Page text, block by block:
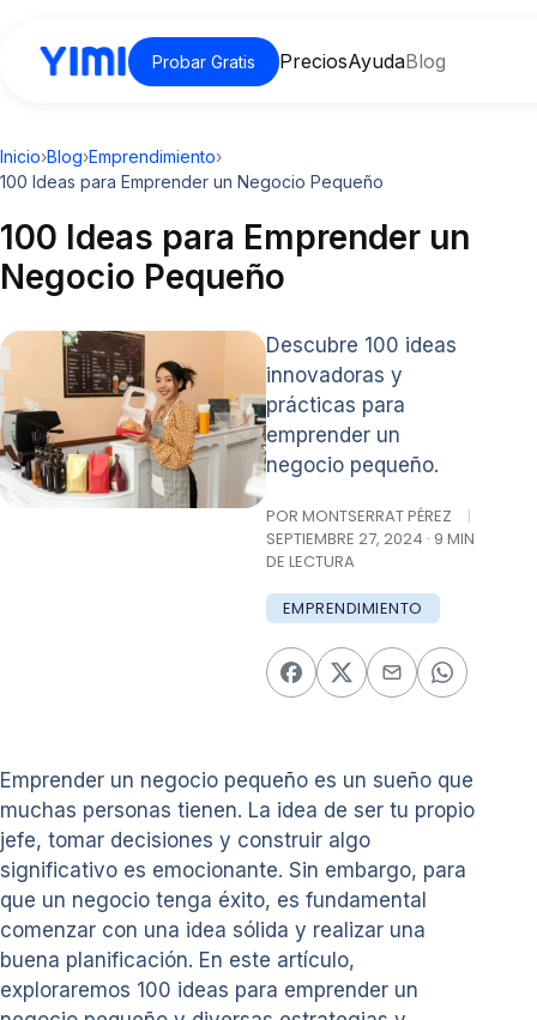
Probar Gratis PreciosAyudaBlog
Inicio›Blog›Emprendimiento›
100 Ideas para Emprender un Negocio Pequeño
100 Ideas para Emprender un
Negocio Pequeño
Descubre 100 ideas
innovadoras y
prácticas para
emprender un
negocio pequeño.
POR MONTSERRAT PÉREZ
|
SEPTIEMBRE 27, 2024 · 9 MIN
DE LECTURA
EMPRENDIMIENTO
Emprender un negocio pequeño es un sueño que
muchas personas tienen. La idea de ser tu propio
jefe, tomar decisiones y construir algo
significativo es emocionante. Sin embargo, para
que un negocio tenga éxito, es fundamental
comenzar con una idea sólida y realizar una
buena planificación. En este artículo,
exploraremos 100 ideas para emprender un